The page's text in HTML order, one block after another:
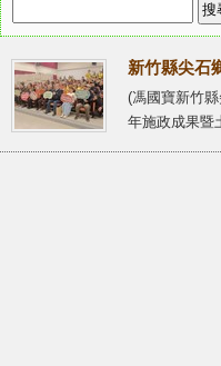
新竹縣尖石
(馮國寶新竹
年施政成果暨